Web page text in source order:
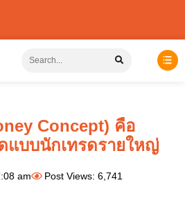
Concept) คือ
แบบนักเทรดรายใหญ่
am Post Views: 6,741